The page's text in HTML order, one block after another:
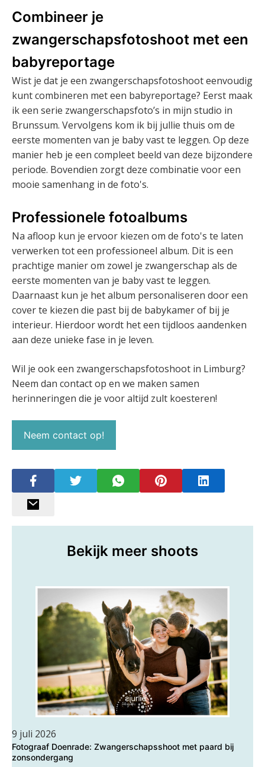
Combineer je
zwangerschapsfotoshoot met een
babyreportage
Wist je dat je een zwangerschapsfotoshoot eenvoudig
kunt combineren met een babyreportage? Eerst maak
ik een serie zwangerschapsfoto’s in mijn studio in
Brunssum. Vervolgens kom ik bij jullie thuis om de
eerste momenten van je baby vast te leggen. Op deze
manier heb je een compleet beeld van deze bijzondere
periode. Bovendien zorgt deze combinatie voor een
mooie samenhang in de foto's.
Professionele fotoalbums
Na afloop kun je ervoor kiezen om de foto's te laten
verwerken tot een professioneel album. Dit is een
prachtige manier om zowel je zwangerschap als de
eerste momenten van je baby vast te leggen.
Daarnaast kun je het album personaliseren door een
cover te kiezen die past bij de babykamer of bij je
interieur. Hierdoor wordt het een tijdloos aandenken
aan deze unieke fase in je leven.
Wil je ook een zwangerschapsfotoshoot in Limburg?
Neem dan contact op en we maken samen
herinneringen die je voor altijd zult koesteren!
Neem contact op!
Bekijk meer shoots
9 juli 2026
Fotograaf Doenrade: Zwangerschapsshoot met paard bij
zonsondergang